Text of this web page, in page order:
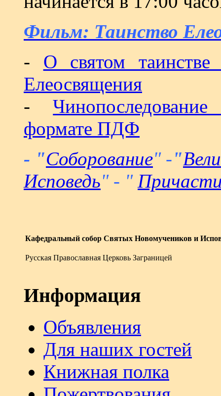
Фильм: Таинство
- О святом таинстве
Елеосвящения
-
формате ПДФ
- "Соборование" -"
Исповедь" - "
Кафедральный собор Святых Новомучеников и
Русская Православная Церковь Заграницей
Информация
Объявления
Для наших гостей
Книжная полка